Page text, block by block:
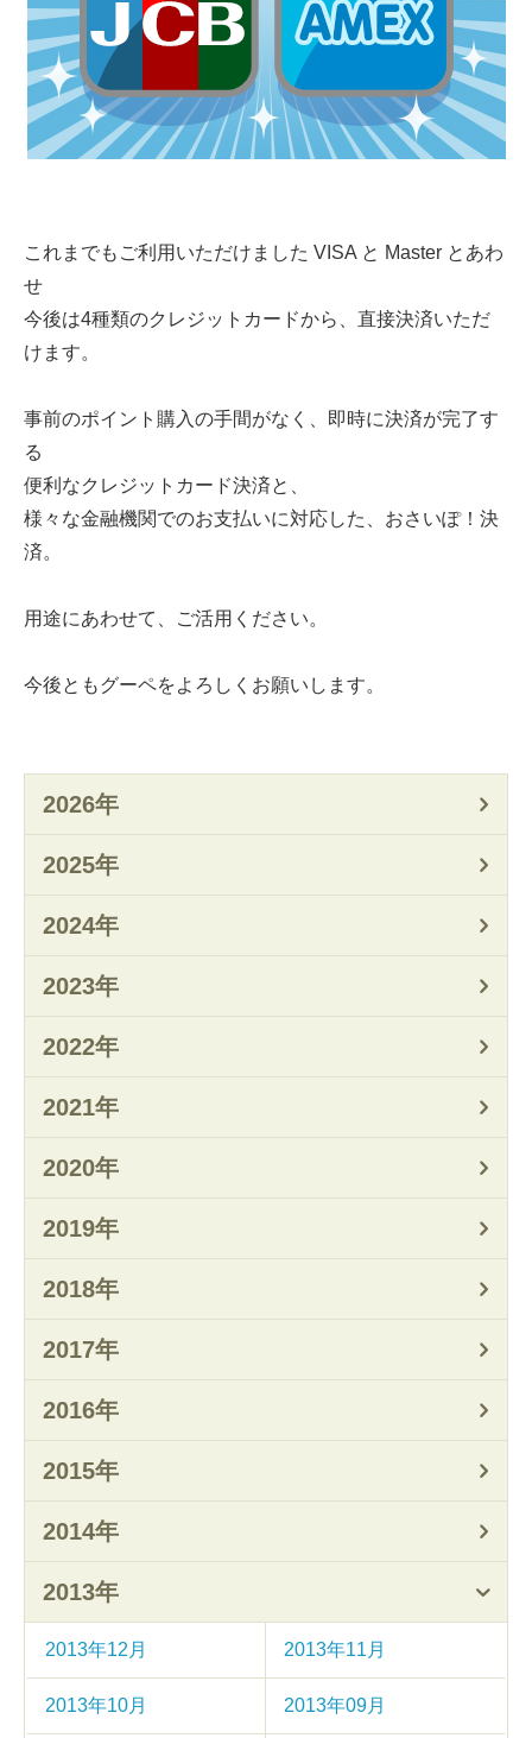
これまでもご利用いただけました VISA と Master とあわ
せ
今後は4種類のクレジットカードから、直接決済いただ
けます。
事前のポイント購入の手間がなく、即時に決済が完了す
る
便利なクレジットカード決済と、
様々な金融機関でのお支払いに対応した、おさいぽ！決
済。
用途にあわせて、ご活用ください。
今後ともグーペをよろしくお願いします。
2026年
2025年
2024年
2023年
2022年
2021年
2020年
2019年
2018年
2017年
2016年
2015年
2014年
2013年
2013年12月 2013年11月
2013年10月 2013年09月